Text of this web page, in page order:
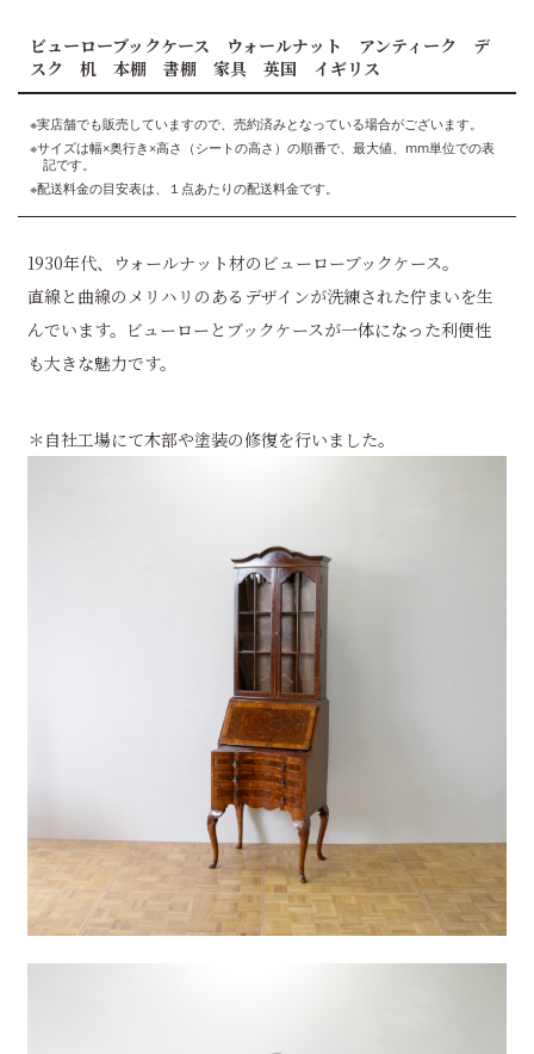
ビューローブックケース ウォールナット アンティーク デ
スク 机 本棚 書棚 家具 英国 イギリス
※実店舗でも販売していますので、売約済みとなっている場合がございます。
※サイズは幅×奥行き×高さ（シートの高さ）の順番で、最大値、mm単位での表
記です。
※配送料金の目安表は、１点あたりの配送料金です。
1930年代、ウォールナット材のビューローブックケース。
直線と曲線のメリハリのあるデザインが洗練された佇まいを生
んでいます。ビューローとブックケースが一体になった利便性
も大きな魅力です。
＊自社工場にて木部や塗装の修復を行いました。